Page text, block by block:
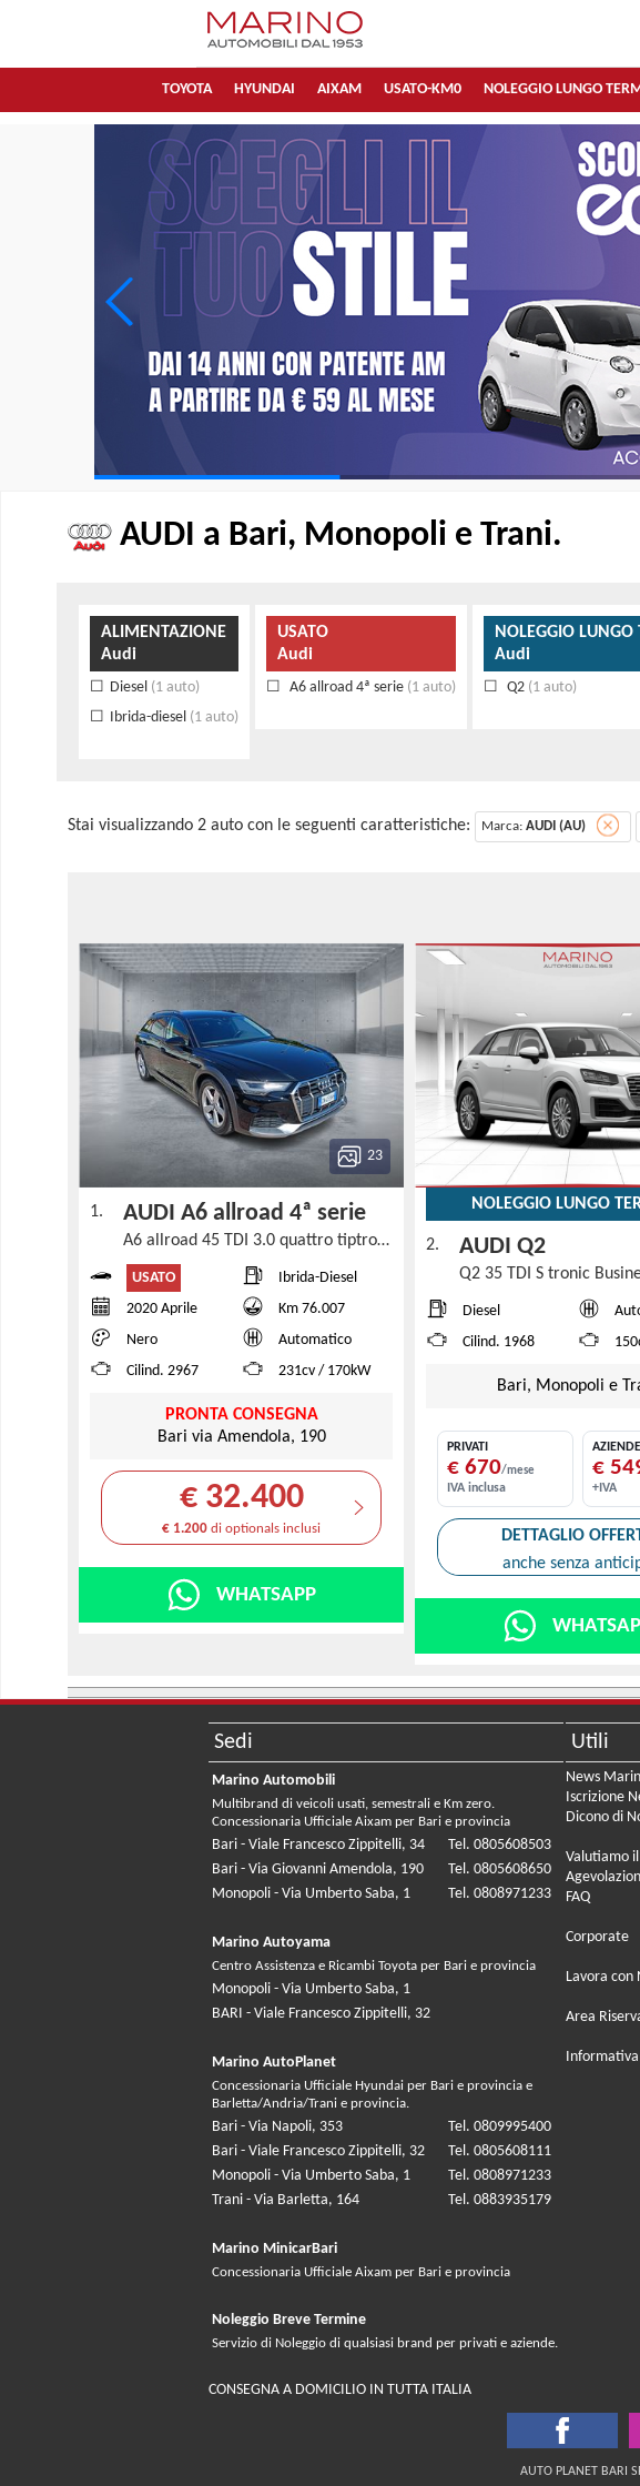
TOYOTA HYUNDAI AIXAM USATO-KM0 NOLEGGIO LUNGO
AUDI a Bari, Monopoli e Trani.
ALIMENTAZIONE
Audi
Diesel (1 auto)
Ibrida-diesel (1 auto)
USATO
Audi
A6 allroad 4ª serie (1 auto)
NOLEGGIO LUNGO
Audi
Q2 (1 auto)
Stai visualizzando 2 auto con le seguenti caratteristiche: Marca: AUDI (AU)
23
1. AUDI A6 allroad 4ª serie
A6 allroad 45 TDI 3.0 quattro tiptronic
USATO
Ibrida-Diesel
2020 Aprile
Km 76.007
Nero
Automatico
Cilind. 2967
231cv / 170kW
PRONTA CONSEGNA
Bari via Amendola, 190
€ 32.400
€ 1.200 di optionals inclusi
WHATSAPP
NOLEGGIO LUNGO
2. AUDI Q2
Diesel
Cilind. 1968
Bari, Monopoli e
PRIVATI
€ 670/mese
IVA inclusa
AZIENDE
€
+IVA
DETTAGLIO
anche senza
Sedi
Marino Automobili
Multibrand di veicoli usati, semestrali e Km zero.
Concessionaria Ufficiale Aixam per Bari e provincia
Bari - Viale Francesco Zippitelli, 34
Tel. 0805608503
Bari - Via Giovanni Amendola, 190
Tel. 0805608650
Monopoli - Via Umberto Saba, 1
Tel. 0808971233
Marino Autoyama
Centro Assistenza e Ricambi Toyota per Bari e provincia
Monopoli - Via Umberto Saba, 1
BARI - Viale Francesco Zippitelli, 32
Marino AutoPlanet
Concessionaria Ufficiale Hyundai per Bari e provincia e
Barletta/Andria/Trani e provincia.
Bari - Via Napoli, 353
Tel. 0809995400
Bari - Viale Francesco Zippitelli, 32
Tel. 0805608111
Monopoli - Via Umberto Saba, 1
Tel. 0808971233
Trani - Via Barletta, 164
Tel. 0883935179
Marino MinicarBari
Concessionaria Ufficiale Aixam per Bari e provincia
Noleggio Breve Termine
Servizio di Noleggio di qualsiasi brand per privati e aziende.
CONSEGNA A DOMICILIO IN TUTTA ITALIA
Utili
News
Iscrizione
Dicono di
Valutiamo
FAQ
Corporate
Lavora con
Area
AUTO PLANET BARI